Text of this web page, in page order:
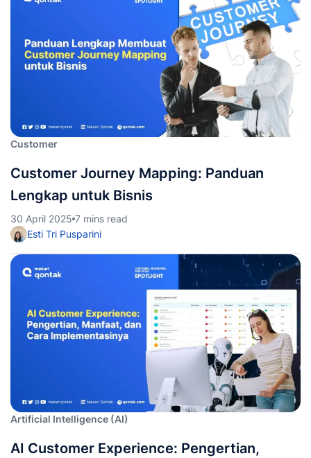
Customer
Customer Journey Mapping: Panduan
Lengkap untuk Bisnis
30 April 2025 7 mins read
Esti Tri Pusparini
Artificial Intelligence (AI)
AI Customer Experience: Pengertian,